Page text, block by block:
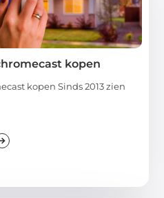
kopen
kopen Sinds 2013 zien